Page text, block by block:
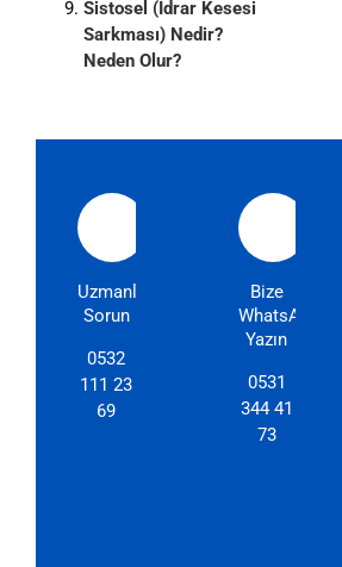
Sistosel (İdrar Kesesi
Sarkması) Nedir?
Neden Olur?
Uzmanlarımıza
Sorun
0532
111 23
69
Bize
WhatsApp'dan
Yazın
0531
344 41
73